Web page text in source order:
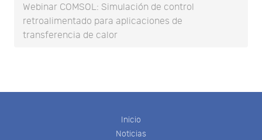
Webinar COMSOL: Simulación de control
retroalimentado para aplicaciones de
transferencia de calor
Inicio
Noticias